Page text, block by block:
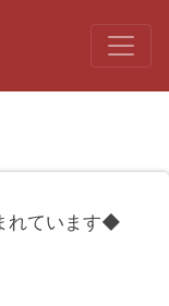
れています◆